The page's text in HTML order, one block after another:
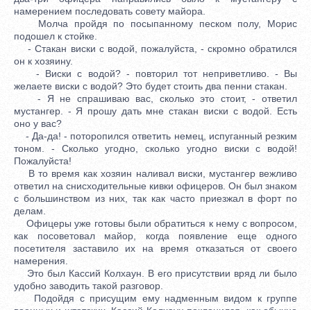
намерением последовать совету майора.
Молча пройдя по посыпанному песком полу, Морис
подошел к стойке.
- Стакан виски с водой, пожалуйста, - скромно обратился
он к хозяину.
- Виски с водой? - повторил тот неприветливо. - Вы
желаете виски с водой? Это будет стоить два пенни стакан.
- Я не спрашиваю вас, сколько это стоит, - ответил
мустангер. - Я прошу дать мне стакан виски с водой. Есть
оно у вас?
- Да-да! - поторопился ответить немец, испуганный резким
тоном. - Сколько угодно, сколько угодно виски с водой!
Пожалуйста!
В то время как хозяин наливал виски, мустангер вежливо
ответил на снисходительные кивки офицеров. Он был знаком
с большинством из них, так как часто приезжал в форт по
делам.
Офицеры уже готовы были обратиться к нему с вопросом,
как посоветовал майор, когда появление еще одного
посетителя заставило их на время отказаться от своего
намерения.
Это был Кассий Колхаун. В его присутствии вряд ли было
удобно заводить такой разговор.
Подойдя с присущим ему надменным видом к группе